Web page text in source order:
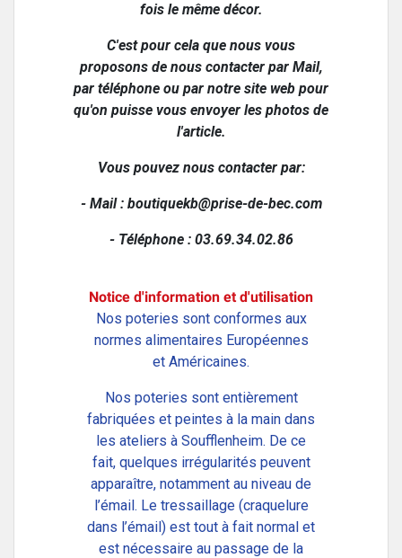
fois le même décor.
C'est pour cela que nous vous
proposons de nous contacter par Mail,
par téléphone ou par notre site web pour
qu'on puisse vous envoyer les photos de
l'article.
Vous pouvez nous contacter par:
- Mail : boutiquekb@prise-de-bec.com
- Téléphone : 03.69.34.02.86
Notice d'information et d'utilisation
Nos poteries sont conformes aux
normes alimentaires Européennes
et Américaines.
Nos poteries sont entièrement
fabriquées et peintes à la main dans
les ateliers à Soufflenheim. De ce
fait, quelques irrégularités peuvent
apparaître, notamment au niveau de
l’émail. Le tressaillage (craquelure
dans l’émail) est tout à fait normal et
est nécessaire au passage de la